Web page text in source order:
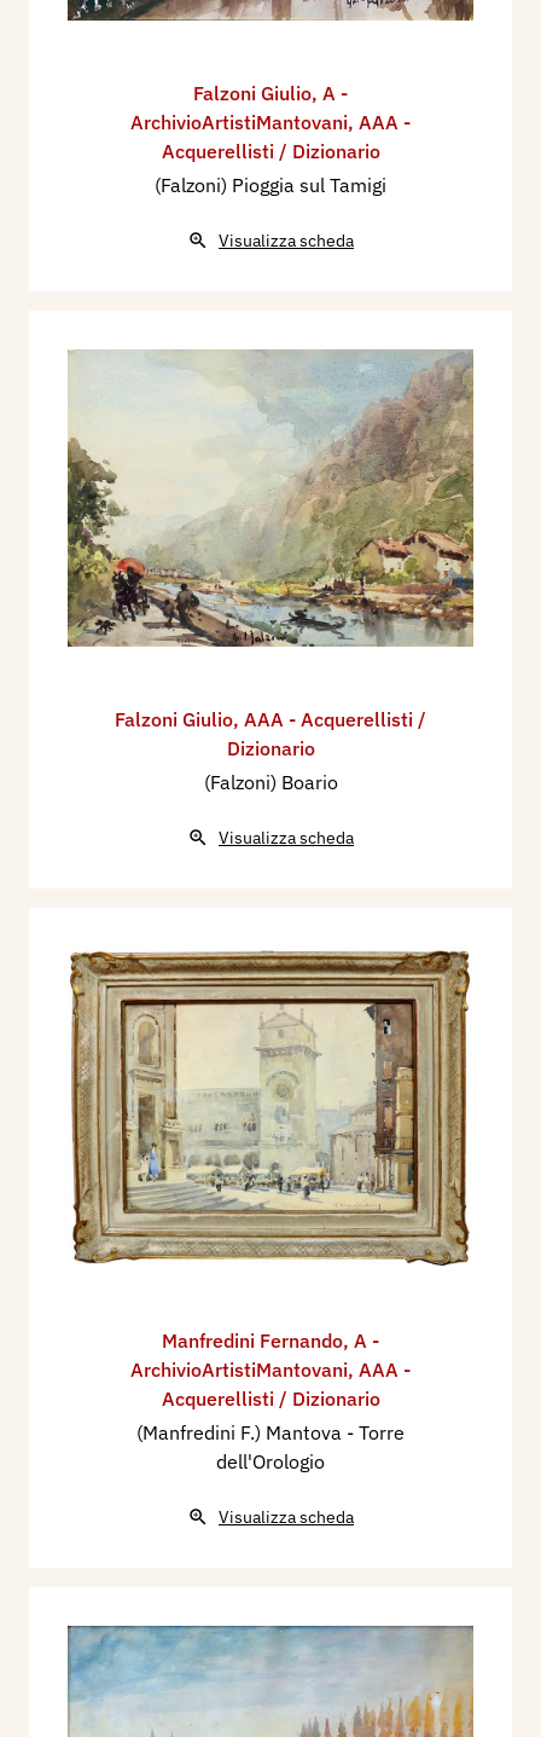
Falzoni Giulio, A -
ArchivioArtistiMantovani, AAA -
Acquerellisti / Dizionario
(Falzoni) Pioggia sul Tamigi
Visualizza scheda
Falzoni Giulio, AAA - Acquerellisti /
Dizionario
(Falzoni) Boario
Visualizza scheda
Manfredini Fernando, A -
ArchivioArtistiMantovani, AAA -
Acquerellisti / Dizionario
(Manfredini F.) Mantova - Torre
dell'Orologio
Visualizza scheda